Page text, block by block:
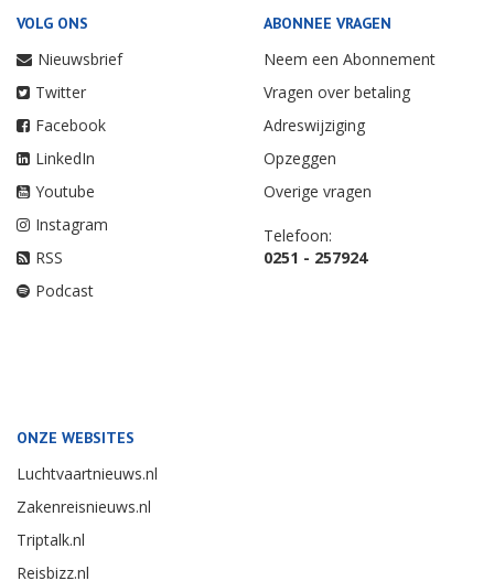
VOLG ONS
Nieuwsbrief
Twitter
Facebook
LinkedIn
Youtube
Instagram
RSS
Podcast
ABONNEE VRAGEN
Neem een Abonnement
Vragen over betaling
Adreswijziging
Opzeggen
Overige vragen
Telefoon:
0251 - 257924
ONZE WEBSITES
Luchtvaartnieuws.nl
Zakenreisnieuws.nl
Triptalk.nl
Reisbizz.nl